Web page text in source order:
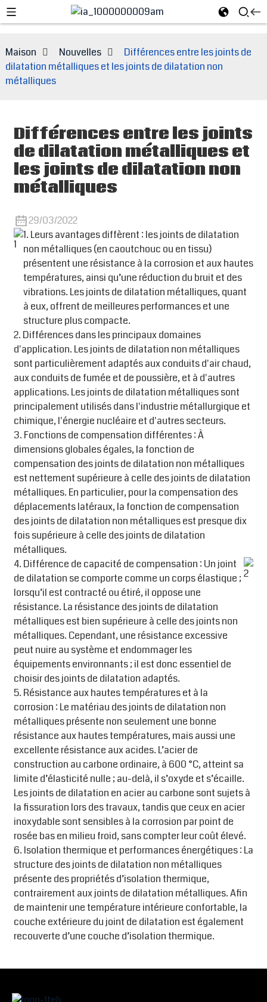
Maison Nouvelles
Différences entre les joints de
dilatation métalliques et les joints de dilatation non
métalliques
Différences entre les joints
de dilatation métalliques et
les joints de dilatation non
métalliques
29/03/2022
1. Leurs avantages diffèrent : les joints de dilatation
non métalliques (en caoutchouc ou en tissu)
présentent une résistance à la corrosion et aux hautes
températures, ainsi qu’une réduction du bruit et des
vibrations. Les joints de dilatation métalliques, quant
à eux, offrent de meilleures performances et une
structure plus compacte.
2. Différences dans les principaux domaines
d'application. Les joints de dilatation non métalliques
sont particulièrement adaptés aux conduits d'air chaud,
aux conduits de fumée et de poussière, et à d'autres
applications. Les joints de dilatation métalliques sont
principalement utilisés dans l'industrie métallurgique et
chimique, l'énergie nucléaire et d'autres secteurs.
3. Fonctions de compensation différentes : À
dimensions globales égales, la fonction de
compensation des joints de dilatation non métalliques
est nettement supérieure à celle des joints de dilatation
métalliques. En particulier, pour la compensation des
déplacements latéraux, la fonction de compensation
des joints de dilatation non métalliques est presque dix
fois supérieure à celle des joints de dilatation
métalliques.
4. Différence de capacité de compensation : Un joint
de dilatation se comporte comme un corps élastique ;
lorsqu’il est contracté ou étiré, il oppose une
résistance. La résistance des joints de dilatation
métalliques est bien supérieure à celle des joints non
métalliques. Cependant, une résistance excessive
peut nuire au système et endommager les
équipements environnants ; il est donc essentiel de
choisir des joints de dilatation adaptés.
5. Résistance aux hautes températures et à la
corrosion : Le matériau des joints de dilatation non
métalliques présente non seulement une bonne
résistance aux hautes températures, mais aussi une
excellente résistance aux acides. L’acier de
construction au carbone ordinaire, à 600 °C, atteint sa
limite d’élasticité nulle ; au-delà, il s’oxyde et s’écaille.
Les joints de dilatation en acier au carbone sont sujets à
la fissuration lors des travaux, tandis que ceux en acier
inoxydable sont sensibles à la corrosion par point de
rosée bas en milieu froid, sans compter leur coût élevé.
6. Isolation thermique et performances énergétiques : La
structure des joints de dilatation non métalliques
présente des propriétés d’isolation thermique,
contrairement aux joints de dilatation métalliques. Afin
de maintenir une température intérieure confortable, la
couche extérieure du joint de dilatation est également
recouverte d’une couche d’isolation thermique.